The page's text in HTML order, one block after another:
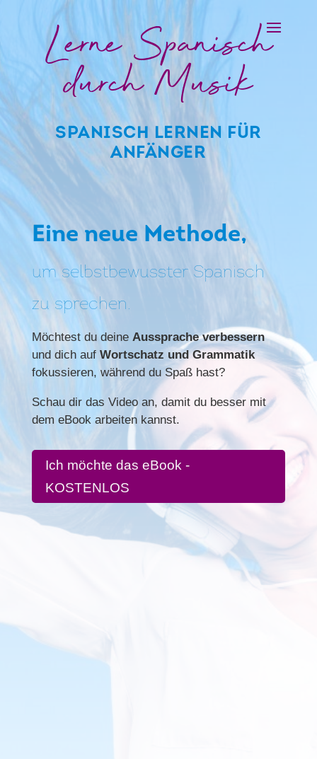
Lerne Spanisch
durch Musik
SPANISCH LERNEN FÜR
ANFÄNGER
Eine neue Methode,
um selbstbewusster Spanisch
zu sprechen.
Möchtest du deine Aussprache verbessern
und dich auf Wortschatz und Grammatik
fokussieren, während du Spaß hast?
Schau dir das Video an, damit du besser mit
dem eBook arbeiten kannst.
Ich möchte das eBook -
KOSTENLOS